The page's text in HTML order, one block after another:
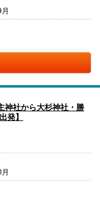
神社から大杉神社・勝
発】